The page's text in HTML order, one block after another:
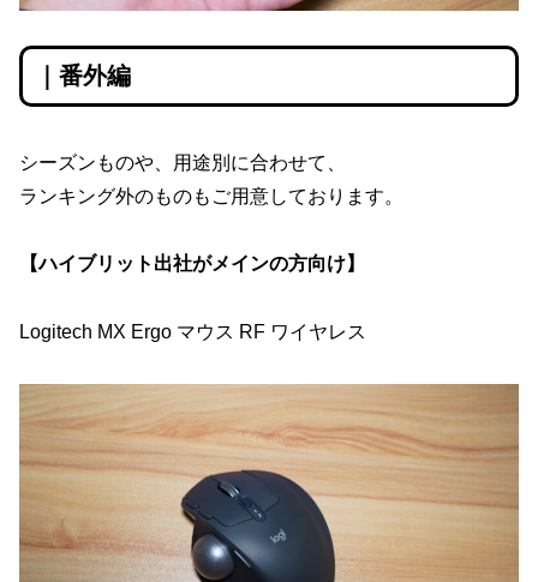
｜番外編
シーズンものや、用途別に合わせて、
ランキング外のものもご用意しております。
【ハイブリット出社がメインの方向け】
Logitech MX Ergo マウス RF ワイヤレス